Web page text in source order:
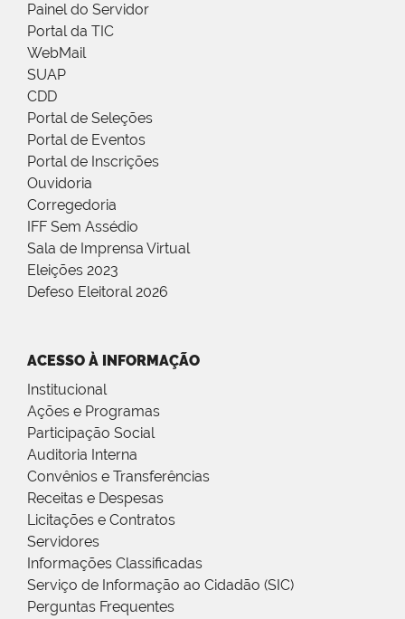
Painel do Servidor
Portal da TIC
WebMail
SUAP
CDD
Portal de Seleções
Portal de Eventos
Portal de Inscrições
Ouvidoria
Corregedoria
IFF Sem Assédio
Sala de Imprensa Virtual
Eleições 2023
Defeso Eleitoral 2026
ACESSO À INFORMAÇÃO
Institucional
Ações e Programas
Participação Social
Auditoria Interna
Convênios e Transferências
Receitas e Despesas
Licitações e Contratos
Servidores
Informações Classificadas
Serviço de Informação ao Cidadão (SIC)
Perguntas Frequentes